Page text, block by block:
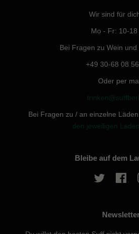
Wir sind für
Mo - Fr: 10-18
Bei Fragen zu Wein
+49 30-68 08
Oder per
Bei Fragen zu / an einzelne
den jeweiligen
Bleibe auf dem
Twitter